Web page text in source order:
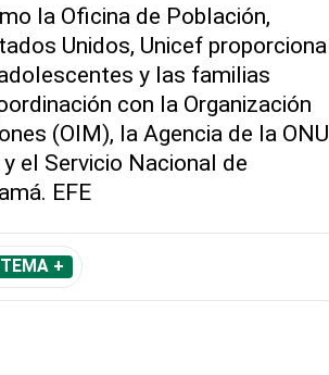
la Oficina de Población,
Unidos, Unicef proporciona
y las familias
con la Organización
(OIM), la Agencia de la ONU
el Servicio Nacional de
EFE
TEMA +